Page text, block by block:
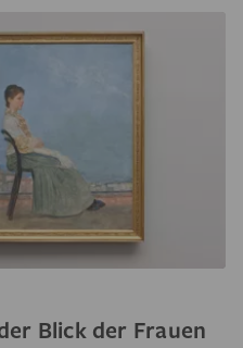
Blick der Frauen